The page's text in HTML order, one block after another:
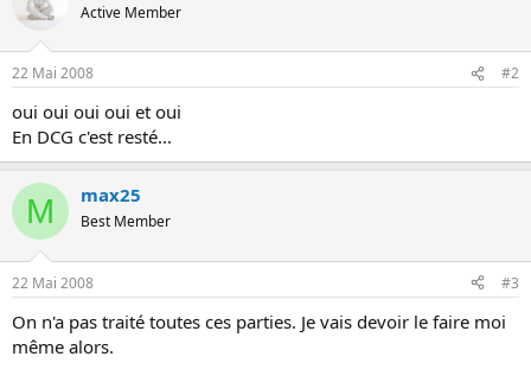
Active Member
22 Mai 2008 #2
oui oui oui oui et oui
En DCG c'est resté...
M max25
Best Member
22 Mai 2008 #3
On n'a pas traité toutes ces parties. Je vais devoir le faire moi
même alors.